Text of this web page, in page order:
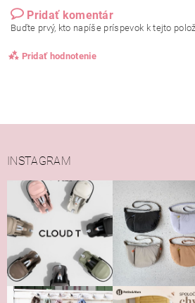
Pridať komentár
Buďte prvý, kto napíše príspevok k tejto
Pridať hodnotenie
Vložením hodnotenie súhlasíte s
osobných údajov
INSTAGRAM